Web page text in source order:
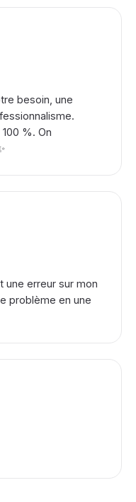
besoin, une
%. On
une erreur sur mon
problème en une